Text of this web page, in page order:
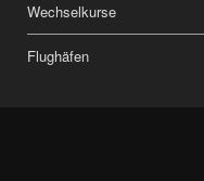
Wechselkurse
Flughäfen